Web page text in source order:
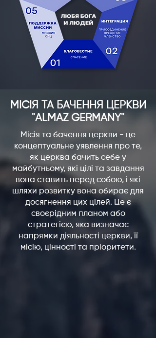
МІСІЯ ТА БАЧЕННЯ ЦЕРКВИ
"ALMAZ GERMANY"
Місія та бачення церкви - це
концептуальне уявлення про те,
як церква бачить себе у
майбутньому, які цілі та завдання
вона ставить перед собою, і які
шляхи розвитку вона обирає для
досягнення цих цілей. Це є
своєрідним планом або
стратегією, яка визначає
напрямки діяльності церкви, її
місію, цінності та пріоритети.